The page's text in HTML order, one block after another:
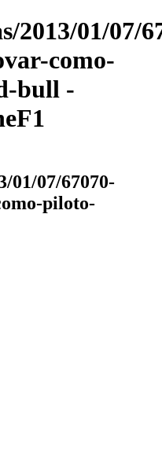
2013/01/07/
como-
bull -
01/07/67070-
piloto-